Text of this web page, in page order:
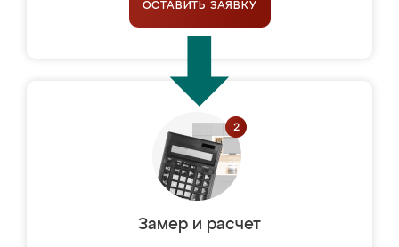
ОСТАВИТЬ ЗАЯВКУ
Замер и расчет